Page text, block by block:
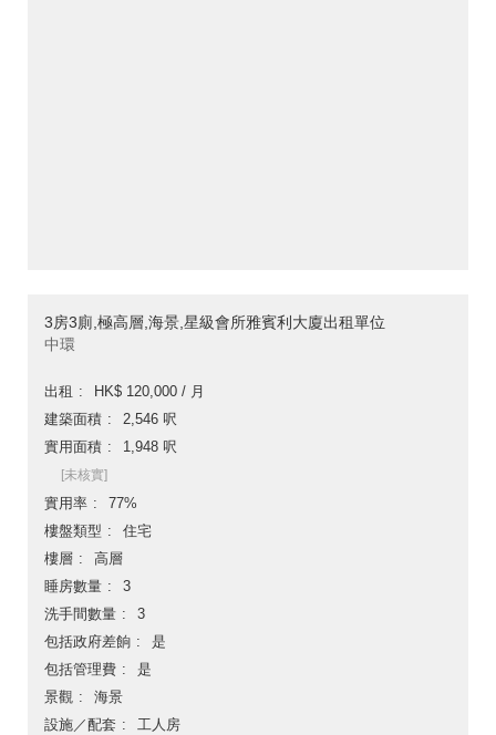
3房3廁,極高層,海景,星級會所雅賓利大廈出租單位
中環
出租
HK$ 120,000 / 月
建築面積
2,546 呎
實用面積
1,948 呎
[未核實]
實用率
77%
樓盤類型
住宅
樓層
高層
睡房數量
3
洗手間數量
3
包括政府差餉
是
包括管理費
是
景觀
海景
設施／配套
工人房